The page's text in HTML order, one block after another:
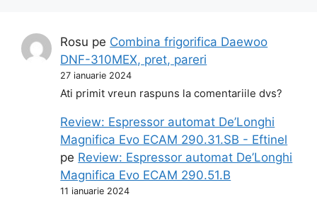
Rosu pe Combina frigorifica Daewoo
DNF-310MEX, pret, pareri
27 ianuarie 2024
Ati primit vreun raspuns la comentariile dvs?
Review: Espressor automat De’Longhi
Magnifica Evo ECAM 290.31.SB - Eftinel
pe Review: Espressor automat De’Longhi
Magnifica Evo ECAM 290.51.B
11 ianuarie 2024